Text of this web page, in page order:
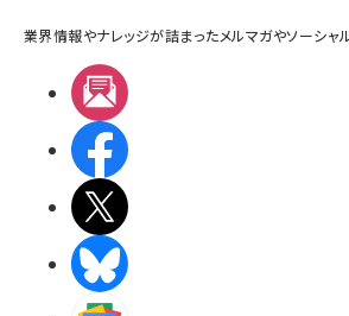
業界情報やナレッジが詰まったメルマガやソーシャ